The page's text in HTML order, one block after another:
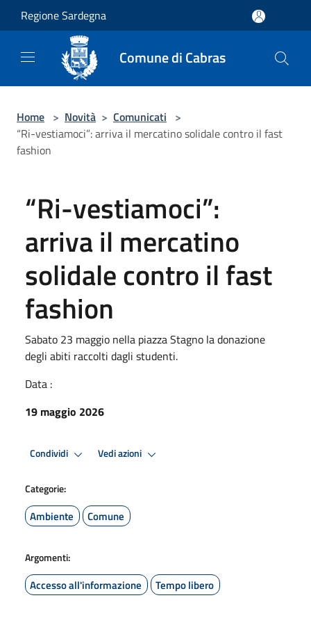
Salta al contenuto principale
Regione Sardegna
Comune di Cabras
Home > Novità > Comunicati >
“Ri-vestiamoci”: arriva il mercatino solidale contro il fast
fashion
“Ri-vestiamoci”:
arriva il mercatino
solidale contro il fast
fashion
Sabato 23 maggio nella piazza Stagno la donazione
degli abiti raccolti dagli studenti.
Data :
19 maggio 2026
Condividi Vedi azioni
Categorie:
Ambiente Comune
Argomenti:
Accesso all'informazione Tempo libero